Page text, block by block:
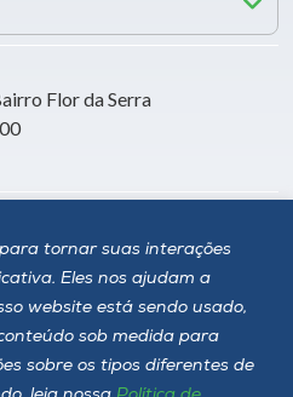
tornar suas interações
Eles nos ajudam a
website está sendo usado,
sob medida para
sobre os tipos diferentes de
Flor da Serra